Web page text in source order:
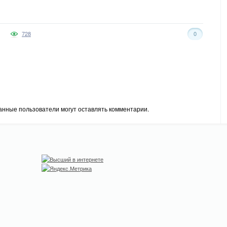
0
728
пользователи могут оставлять комментарии.